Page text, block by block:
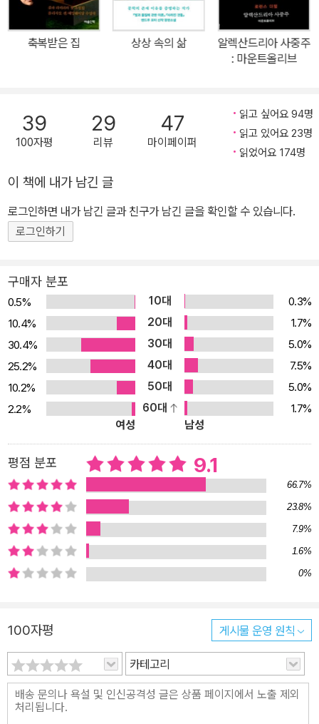
미국 출판계의 권위 소식지인 <버즈북>을 통해 “2013년 최고의 소
설”이라는 검증을 받았고, 퓰리처상에 버금가는 미국 최고 문학상인
내셔널북어워드 최종심과 영미권 최고의 공신력을 자랑하는 맨부커
위크> <뉴욕리뷰오브북스> 등 유수 언론과 대중의 극찬을 받았다.
아마존 ‘에디터가 뽑은 2013년 최고의 책’ 등에 선정되기도 했다. 『저
지대』는 서로 다른 성격, 서로 다른 선택으로 판이한 삶을 살아가는
어지러운 인도와 제3국 미국이 배경인 이 작품은, 누군가의 자식이자
형제이자 남편인 한 사람의 죽음 때문에 남은 가족이 어떤 상실감을
겪어나가는지, 거기서 어떤 선택이 비롯하며 어떤 인생행로가 뒤따르
로 파고든 작가답게, 줌파 라히리는 인도의 현대사를 작품에 끌어오
면서도 그 안에서 살아가는 개개인의 기억과 상처 그 인간적 정서를
정교하고 섬세하게 더듬는다. 이 작품이 특정 문화를 다루는 데 그치
지 않고 누구나 공감할 이야기로 거듭날 수 있었던 건, 그리고 수미일
관 진중한 자세를 유지하는데도 막힘없이 읽히는 건 쉬운 언어로 물
처럼 편안하게 틈입하는 줌파 라히리만의 문체와 스토리텔링 덕분이
다. “뛰어나다. 라히리는 지문을 전혀 남기지 않고 등장인물을 다룬
다.” - <뉴욕타임스 북리뷰> “『저지대』에서 중요한 것은 사회의 운명
게네프가 그녀가 규정하는 문제를 잘 인식할 것이다. 라히리의 산문
은 현재진행형처럼, 점묘파 그림처럼 전개된다.” - <뉴욕리뷰오브북
스> 줌파 라히리와 『저지대』는 영국의 명망 있는 상으로 영어로 작품
을 쓴 여성 작가에게 수여하는 베일리스여성문학상에 현재 후보로 이
름을 올린 상태다. 2013년 맨부커상 수상자인 엘리너 캐튼, 거장 마
거릿 애트우드 등과 예심을 다투게 되며, 수상자는 2014년 6월 4일
의 아내였던 여자가 이끌어가는 상실과 수용, 기다림의 현재진행형
삶 수바시와 우다얀은 인도 캘커타의 중산층 가정에서 태어난 15개
월 터울의 형제다. 쌍둥이처럼 친밀한 사이지만 성격은 달라, 수바시
는 순종적이고 차분하며 우다얀은 자주적이고 열정적이다. 이들의 삶
은 서로 다른 대학을 다니고부터 뚜렷하게 갈림길을 걷는다. 수바시
축복받은 집 상상 속의 삶
알렉산드리아 사중주
: 마운트올리브
39
100자평
29
리뷰
47
마이페이퍼
읽고 싶어요 94명
읽고 있어요 23명
읽었어요 174명
이 책에 내가 남긴 글
로그인하면 내가 남긴 글과 친구가 남긴 글을 확인할 수 있습니다.
로그인하기
구매자 분포
0.5% 10대
0.3%
10.4%
20대
1.7%
30.4%
30대
5.0%
25.2%
40대
7.5%
10.2%
50대
5.0%
2.2%
60대
1.7%
여성
남성
평점 분포 9.1
66.7%
23.8%
7.9%
1.6%
0%
100자평 게시물 운영 원칙
카테고리